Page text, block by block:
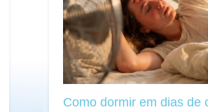
Como dormir em dias de